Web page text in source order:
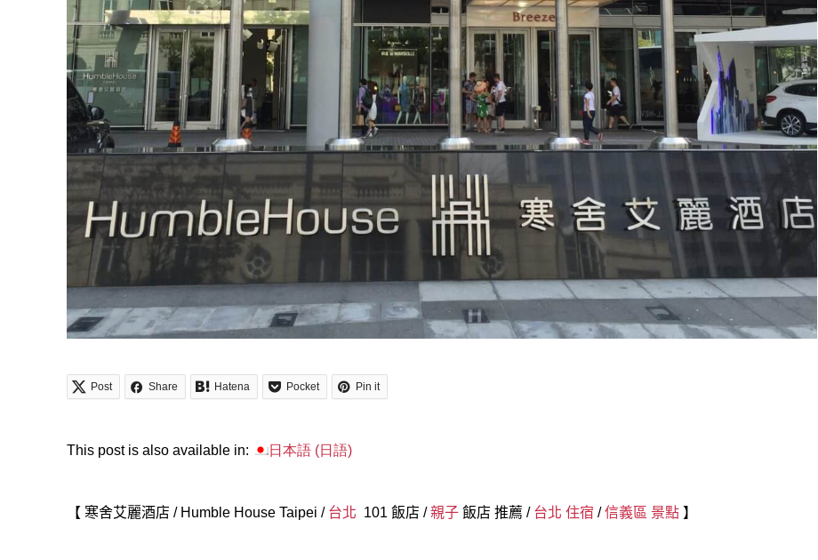
Post Share Hatena Pocket Pin it
This post is also available in: 日本語(日語)
【 寒舍艾麗酒店/ Humble House Taipei / 台北 101 飯店 /親子飯店 推薦 / 台北 住宿 / 信義區 景點】